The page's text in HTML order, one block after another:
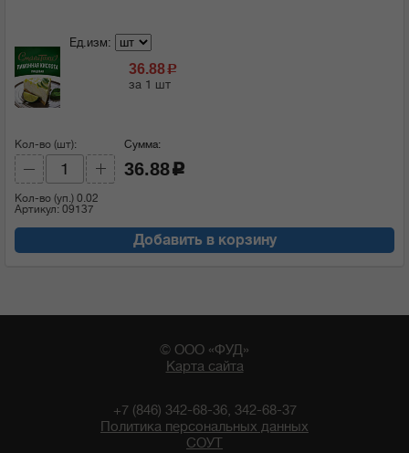
Ед.изм:
36.88c
за 1 шт
Кол-во (шт):
Кол-во (уп.) 0.02
Артикул: 09137
Сумма:
36.88 c
Добавить в корзину
© ООО «ФУД»
Карта сайта
+7 (846) 342-68-36, 342-68-37
Политика персональных данных
СОУТ